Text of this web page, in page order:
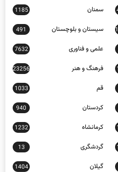
سمنان 1185
سیستان و بلوچستان 491
علمی و فناوری 7632
فرهنگ و هنر 23256
قم 1033
کردستان 940
کرمانشاه 1232
گردشگری 13
گیلان 1404